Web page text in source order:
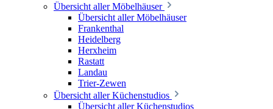
Übersicht aller Möbelhäuser
Übersicht aller Möbelhäuser
Frankenthal
Heidelberg
Herxheim
Rastatt
Landau
Trier-Zewen
Übersicht aller Küchenstudios
Übersicht aller Küchenstudios